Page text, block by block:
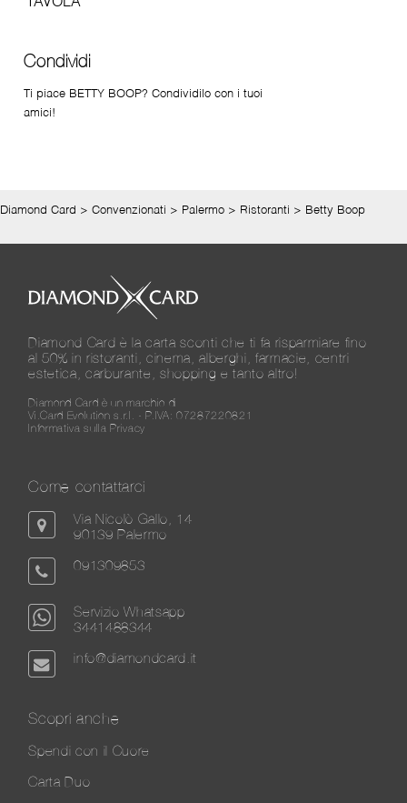
Condividi
Ti piace BETTY BOOP? Condividilo con i tuoi
amici!
Diamond Card > Convenzionati > Palermo > Ristoranti > Betty Boop
Diamond Card è la carta sconti che ti fa risparmiare fino
al 50% in ristoranti, cinema, alberghi, farmacie, centri
estetica, carburante, shopping e tanto altro!
Diamond Card è un marchio di
Vi.Card Evolution s.r.l. - P.IVA: 07287220821
Informativa sulla Privacy
Come contattarci
Via Nicolò Gallo, 14
90139 Palermo
091309853
Servizio Whatsapp
3441488344
info@diamondcard.it
Scopri anche
Spendi con il Cuore
Carta Duo